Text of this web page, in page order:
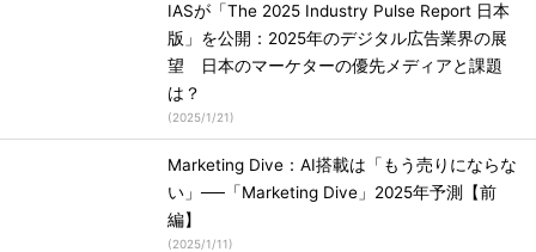
IASが「The 2025 Industry Pulse Report 日本
版」を公開：2025年のデジタル広告業界の展
望 日本のマーケターの優先メディアと課題
は？
(2025/1/21)
Marketing Dive：AI搭載は「もう売りにならな
い」──「Marketing Dive」2025年予測【前
編】
(2025/1/11)